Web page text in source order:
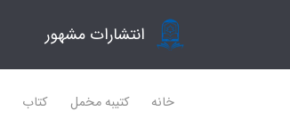
انتشارات مشهور
خانه کتیبه مخمل کتاب